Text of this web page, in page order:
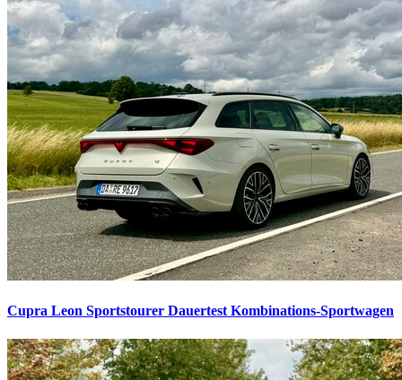
Cupra Leon Sportstourer Dauertest Kombinations-Sportwagen